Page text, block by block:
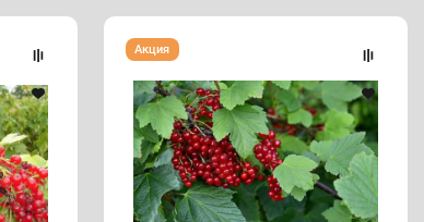
Смородина
"РАННЯЯ
Акция